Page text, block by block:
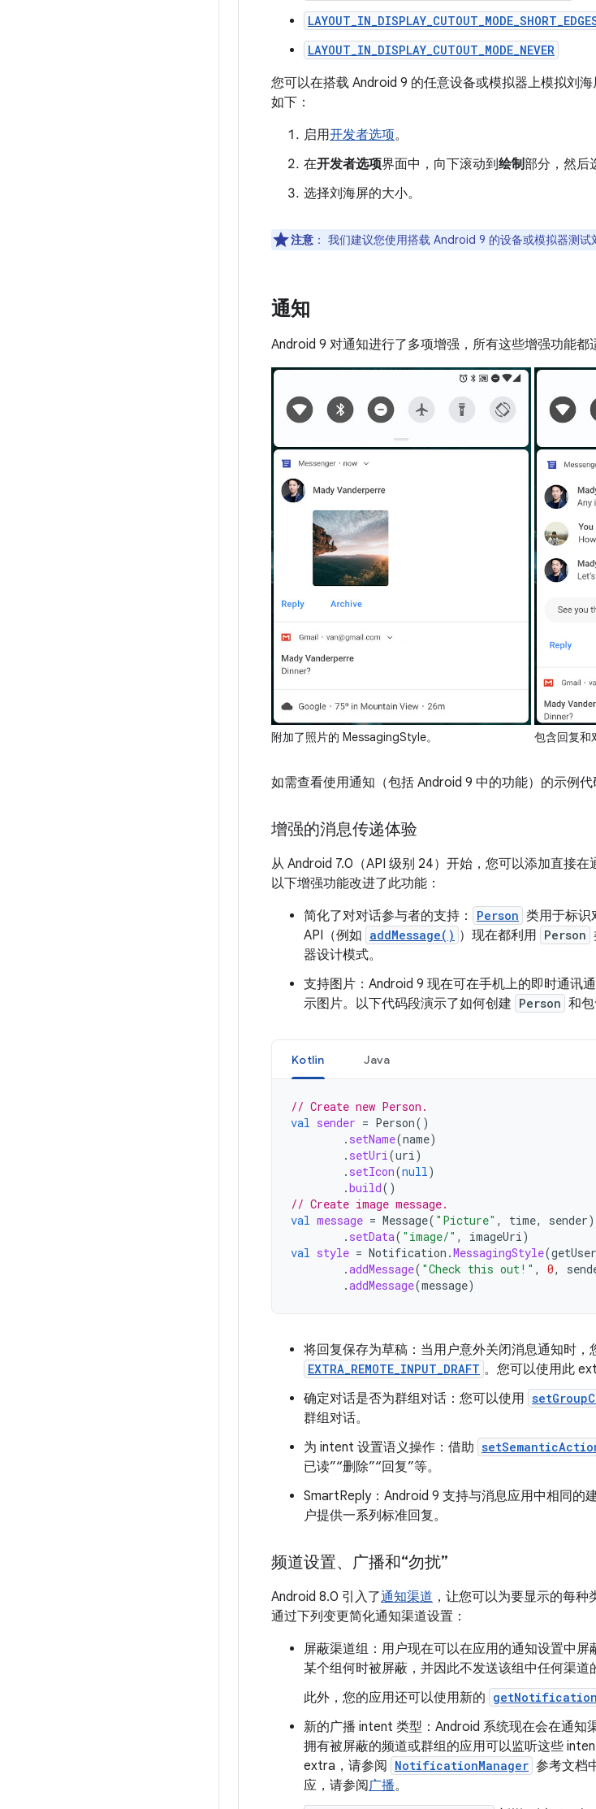
LAYOUT_IN_DISPLAY_CUTOUT_MODE_NEVER
您可以在搭载 Android 9 的任意设备或模拟器上模拟刘
如下：
启用开发者选项。
在开发者选项界面中，向下滚动到绘制部分，然后
选择刘海屏的大小。
注意 ： 我们建议您使用搭载 Android 9 的设备或模拟器测试
通知
Android 9 对通知进行了多项增强，所有这些增强功能都
附加了照片的 MessagingStyle。 包含回复和
如需查看使用通知（包括 Android 9 中的功能）的示例
增强的消息传递体验
从 Android 7.0（API 级别 24）开始，您可以添加直接
以下增强功能改进了此功能：
简化了对对话参与者的支持：
Person 类用于标识
API（例如 addMessage() ）现在都利用 Person
器设计模式。
支持图片：Android 9 现在可在手机上的即时通讯
示图片。以下代码段演示了如何创建 Person 和包
Kotlin Java
// Create new Person.
val sender = Person()
. setName(name)
. setUri (uri )
. setIcon(null )
.build()
// Create image message.
val message = Message( "Picture" , time, sender)
. setData( "image/" , imageUri )
val style = Notification .MessagingStyle(getUser
.addMessage( "Check this out!" , 0,
.addMessage(message)
将回复保存为草稿：当用户意外关闭消息通知时，
EXTRA_REMOTE_INPUT_DRAFT 。您可以使用此
确定对话是否为群组对话：您可以使用
群组对话。
为 intent 设置语义操作：借助
已读”“删除”“回复”等。
SmartReply：Android 9 支持与消息应用中相同的
户提供一系列标准回复。
频道设置、广播和“勿扰”
Android 8.0 引入了通知渠道 ，让您可以为要显示的每
通过下列变更简化通知渠道设置：
屏蔽渠道组：用户现在可以在应用的通知设置中屏
某个组何时被屏蔽，并因此不发送该组中任何渠道
此外，您的应用还可以使用新的
新的广播 intent 类型：Android 系统现在会在通知
拥有被屏蔽的频道或群组的应用可以监听这些
extra，请参阅 NotificationManager 参考文档
应，请参阅广播。